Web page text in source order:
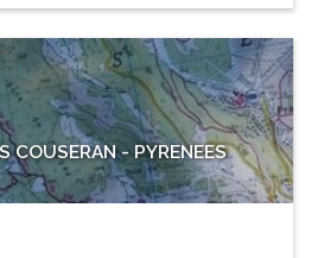
COUSERAN - PYRENEES